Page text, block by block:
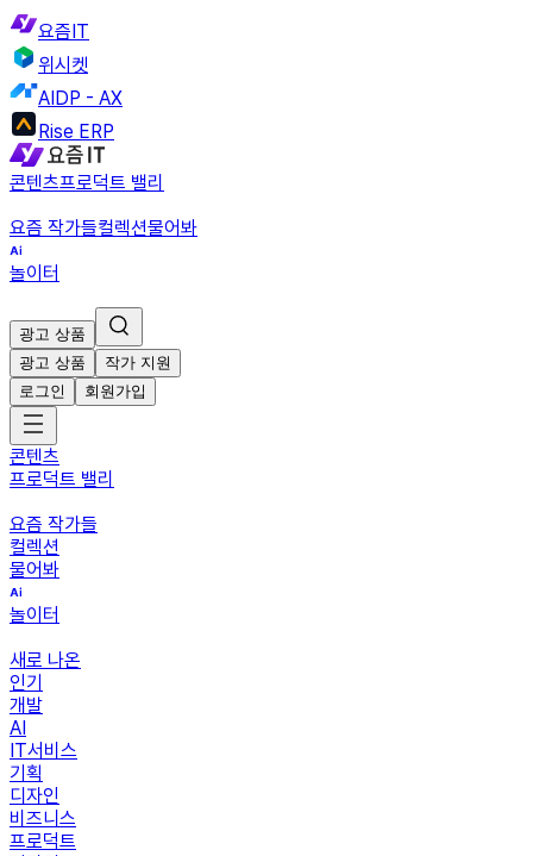
요즘IT
위시켓
AIDP - AX
Rise ERP
콘텐츠프로덕트 밸리
요즘 작가들컬렉션물어봐
놀이터
광고 상품
광고 상품
작가 지원
로그인
회원가입
콘텐츠
프로덕트 밸리
요즘 작가들
컬렉션
물어봐
놀이터
새로 나온
인기
개발
AI
IT서비스
기획
디자인
비즈니스
프로덕트